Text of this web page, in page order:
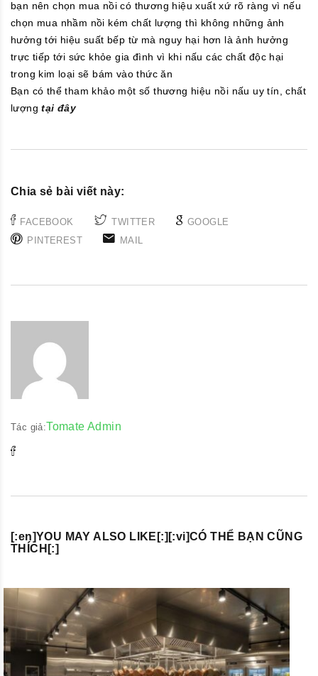
bạn nên chọn mua nồi có thương hiệu xuất xứ rõ ràng vì nếu
chọn mua nhầm nồi kém chất lượng thì không những ảnh
hưởng tới hiệu suất bếp từ mà nguy hại hơn là ảnh hưởng
trực tiếp tới sức khỏe gia đình vì khi nấu các chất độc hại
trong kim loại sẽ bám vào thức ăn
Bạn có thể tham khảo một số thương hiệu nồi nấu uy tín, chất
lượngtại đây
Chia sẻ bài viết này:
FACEBOOK TWITTER
GOOGLE
PINTEREST
MAIL
Tác giả:Tomate Admin
[:en]YOU MAY ALSO LIKE[:][:vi]CÓ THỂ BẠN CŨNG
THÍCH[:]